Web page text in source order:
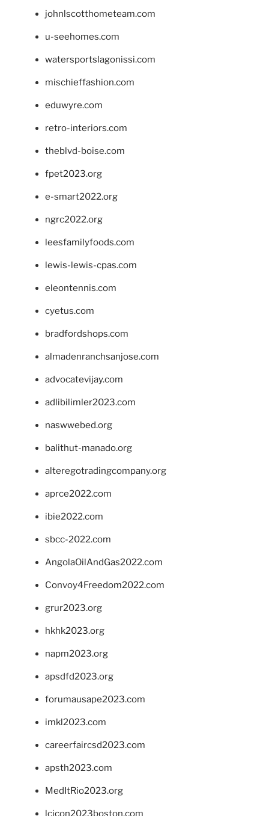
johnlscotthometeam.com
u-seehomes.com
watersportslagonissi.com
mischieffashion.com
eduwyre.com
retro-interiors.com
theblvd-boise.com
fpet2023.org
e-smart2022.org
ngrc2022.org
leesfamilyfoods.com
lewis-lewis-cpas.com
eleontennis.com
cyetus.com
bradfordshops.com
almadenranchsanjose.com
advocatevijay.com
adlibilimler2023.com
naswwebed.org
balithut-manado.org
alteregotradingcompany.org
aprce2022.com
ibie2022.com
sbcc-2022.com
AngolaOilAndGas2022.com
Convoy4Freedom2022.com
grur2023.org
hkhk2023.org
napm2023.org
apsdfd2023.org
forumausape2023.com
imkl2023.com
careerfaircsd2023.com
apsth2023.com
MedItRio2023.org
lcicon2023boston.com